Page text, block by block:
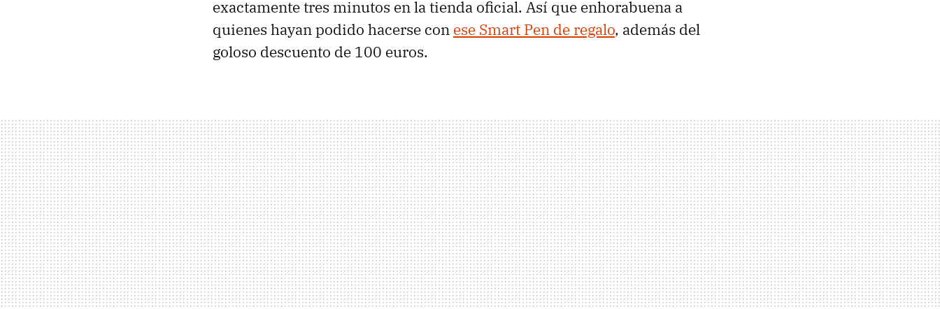
exactamente tres minutos en la tienda oficial. Así que enhorabuena a
quienes hayan podido hacerse con ese Smart Pen de regalo, además del
goloso descuento de 100 euros.